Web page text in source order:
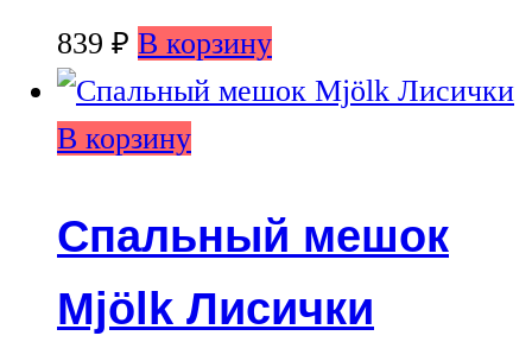
839 ₽ В корзину
В корзину
Спальный мешок
Mjölk Лисички